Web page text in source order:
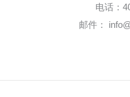
电话：
邮件：